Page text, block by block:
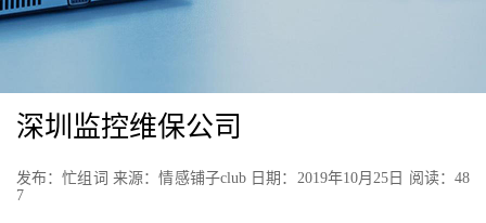
深圳监控维保公司
发布：忙组词 来源：情感铺子club 日期：2019年10月25日 阅读：48
7